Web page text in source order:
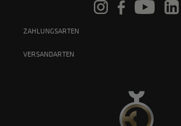
ZAHLUNGSARTEN
VERSANDARTEN